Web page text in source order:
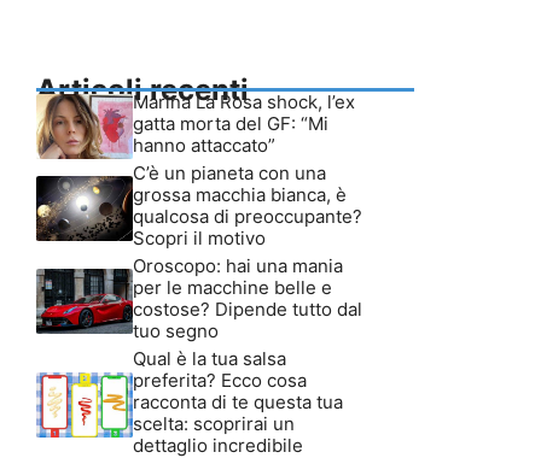
Articoli recenti
Marina La Rosa shock, l’ex
gatta morta del GF: “Mi
hanno attaccato”
C’è un pianeta con una
grossa macchia bianca, è
qualcosa di preoccupante?
Scopri il motivo
Oroscopo: hai una mania
per le macchine belle e
costose? Dipende tutto dal
tuo segno
Qual è la tua salsa
preferita? Ecco cosa
racconta di te questa tua
scelta: scoprirai un
dettaglio incredibile